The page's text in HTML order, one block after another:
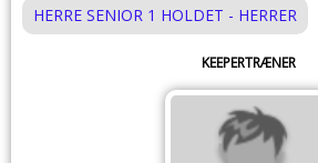
HERRE SENIOR 1 HOLDET - HERRER
KEEPERTRÆNER